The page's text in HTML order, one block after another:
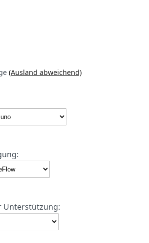
(Ausland abweichend)
Unterstützung: